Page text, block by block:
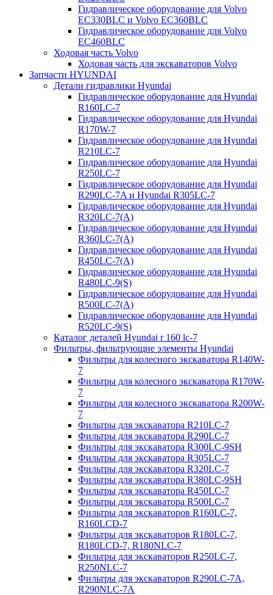
Гидравлическое оборудование для Volvo
EC330BLC и Volvo EC360BLC
Гидравлическое оборудование для Volvo
EC460BLC
Ходовая часть Volvo
Ходовая часть для экскаваторов Volvo
Запчасти HYUNDAI
Детали гидравлики Hyundai
Гидравлическое оборудование для Hyundai
R160LC-7
Гидравлическое оборудование для Hyundai
R170W-7
Гидравлическое оборудование для Hyundai
R210LC-7
Гидравлическое оборудование для Hyundai
R250LC-7
Гидравлическое оборудование для Hyundai
R290LC-7A и Hyundai R305LC-7
Гидравлическое оборудование для Hyundai
R320LC-7(A)
Гидравлическое оборудование для Hyundai
R360LC-7(A)
Гидравлическое оборудование для Hyundai
R450LC-7(A)
Гидравлическое оборудование для Hyundai
R480LC-9(S)
Гидравлическое оборудование для Hyundai
R500LC-7(A)
Гидравлическое оборудование для Hyundai
R520LC-9(S)
Каталог деталей Hyundai r 160 lc-7
Фильтры, фильтрующие элементы Hyundai
Фильтры для колесного экскаватора R140W-
7
Фильтры для колесного экскаватора R170W-
7
Фильтры для колесного экскаватора R200W-
7
Фильтры для экскаватора R210LC-7
Фильтры для экскаватора R290LC-7
Фильтры для экскаватора R300LC-9SH
Фильтры для экскаватора R305LC-7
Фильтры для экскаватора R320LC-7
Фильтры для экскаватора R380LC-9SH
Фильтры для экскаватора R450LC-7
Фильтры для экскаватора R500LC-7
Фильтры для экскаваторов R160LC-7,
R160LCD-7
Фильтры для экскаваторов R180LC-7,
R180LCD-7, R180NLC-7
Фильтры для экскаваторов R250LC-7,
R250NLC-7
Фильтры для экскаваторов R290LC-7A,
R290NLC-7A